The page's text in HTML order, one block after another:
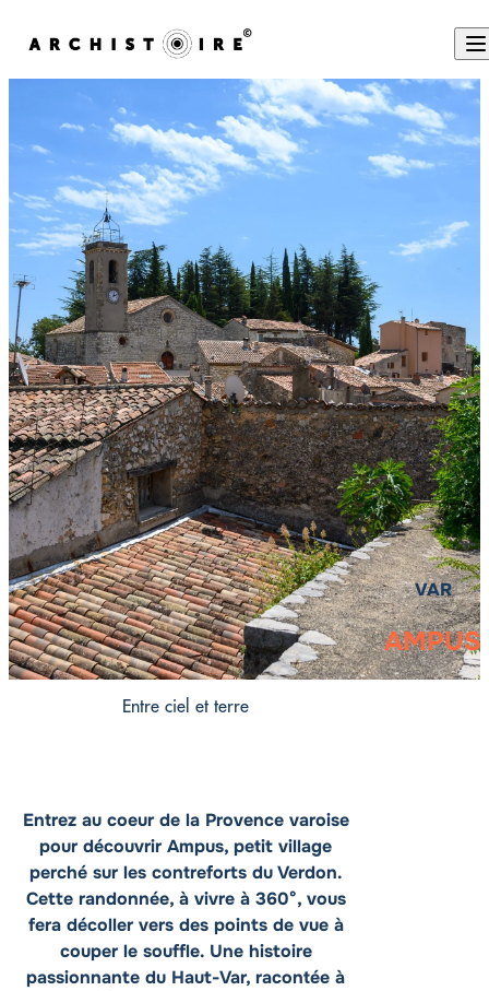
VAR
AMPUS
Entre ciel et terre
Entrez au coeur de la Provence varoise
pour découvrir Ampus, petit village
perché sur les contreforts du Verdon.
Cette randonnée, à vivre à 360°, vous
fera décoller vers des points de vue à
couper le souffle. Une histoire
passionnante du Haut-Var, racontée à